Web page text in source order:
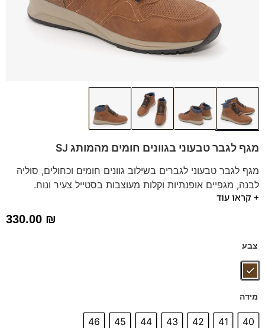
מגף לגבר טבעוני בגוונים חומים מהמותג SJ
מגף לגבר טבעוני לגברים בשילוב גוונים חומים וכחולים, סוליה
לבנה, מגפיים אופנתיות וקלות מעוצבות בסטייל צעיר ונוח.
המגפיים מתאימות למגוון סגנונות הלבוש.
+ קראו עוד
330.00 ₪
צבע
מידה
40
41
42
43
44
45
46